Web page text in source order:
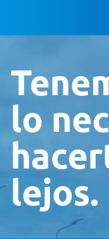
lo
lejos.